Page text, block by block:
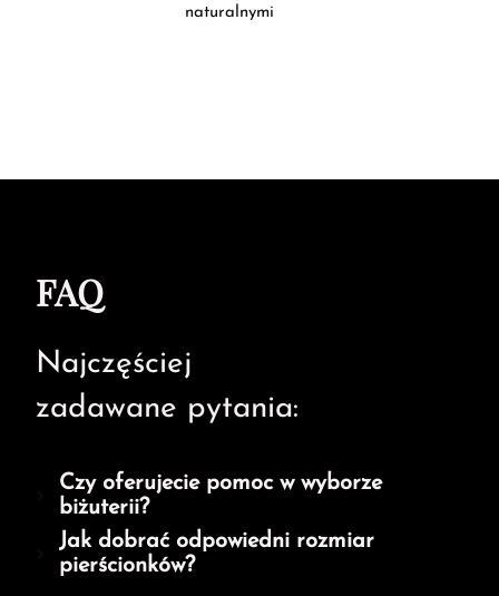
naturalnymi
FAQ
Najczęściej
zadawane pytania:
Czy oferujecie pomoc w wyborze
biżuterii?
Jak dobrać odpowiedni rozmiar
pierścionków?